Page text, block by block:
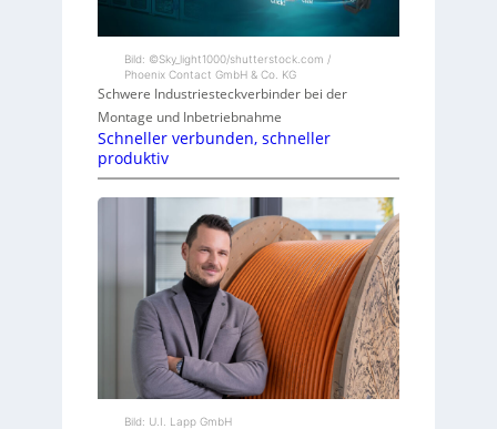
Bild: ©Sky_light1000/shutterstock.com /
Phoenix Contact GmbH & Co. KG
Schwere Industriesteckverbinder bei der
Montage und Inbetriebnahme
Schneller verbunden, schneller
produktiv
Bild: U.I. Lapp GmbH